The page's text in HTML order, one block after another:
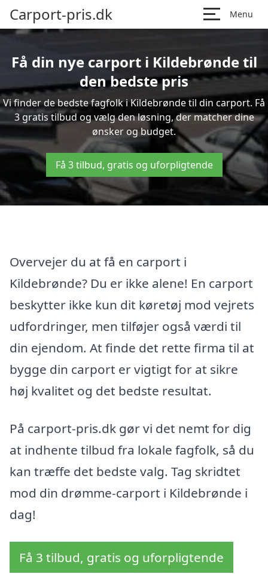
Carport-pris.dk Menu
Få din nye carport i Kildebrønde til
den bedste pris
Vi finder de bedste fagfolk i Kildebrønde til din carport. Få
3 gratis tilbud og vælg den løsning, der matcher dine
ønsker og budget.
Få 3 tilbud, gratis og uforpligtende
Overvejer du at få en carport i
Kildebrønde? Du er ikke alene! En carport
beskytter ikke kun dit køretøj mod vejrets
udfordringer, men tilføjer også værdi til
din ejendom. At finde det rette firma til at
bygge din carport er vigtigt for at sikre
høj kvalitet og det bedste resultat.
På carport-pris.dk gør vi det nemt for dig
at indhente tilbud fra lokale fagfolk, så du
kan træffe det bedste valg. Tag skridtet
mod din drømme-carport i Kildebrønde i
dag!
Få 3 tilbud, gratis og uforpligtende